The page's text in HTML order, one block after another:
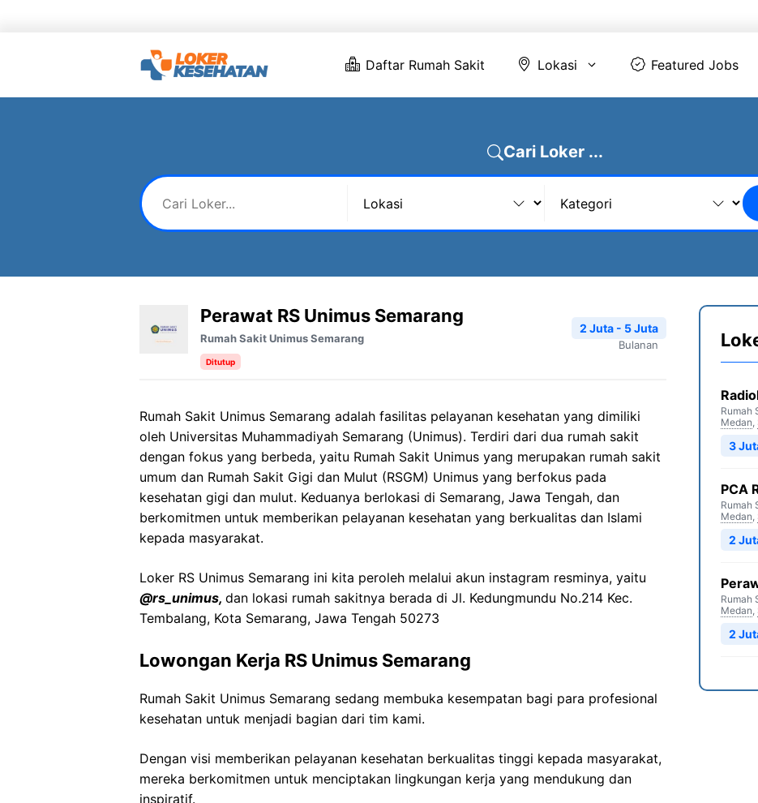
Daftar Rumah Sakit Lokasi Featured Jobs
Cari Loker ...
Perawat RS Unimus Semarang
Rumah Sakit Unimus Semarang
Ditutup
2 Juta - 5 Juta
Bulanan
Rumah Sakit Unimus Semarang adalah fasilitas pelayanan kesehatan yang dimiliki
oleh Universitas Muhammadiyah Semarang (Unimus). Terdiri dari dua rumah sakit
dengan fokus yang berbeda, yaitu Rumah Sakit Unimus yang merupakan rumah sakit
umum dan Rumah Sakit Gigi dan Mulut (RSGM) Unimus yang berfokus pada
kesehatan gigi dan mulut. Keduanya berlokasi di Semarang, Jawa Tengah, dan
berkomitmen untuk memberikan pelayanan kesehatan yang berkualitas dan Islami
kepada masyarakat.
Loker RS Unimus Semarang ini kita peroleh melalui akun instagram resminya, yaitu
@rs_unimus, dan lokasi rumah sakitnya berada di Jl. Kedungmundu No.214 Kec.
Tembalang, Kota Semarang, Jawa Tengah 50273
Lowongan Kerja RS Unimus Semarang
Rumah Sakit Unimus Semarang sedang membuka kesempatan bagi para profesional
kesehatan untuk menjadi bagian dari tim kami.
Dengan visi memberikan pelayanan kesehatan berkualitas tinggi kepada masyarakat,
mereka berkomitmen untuk menciptakan lingkungan kerja yang mendukung dan
inspiratif.
Rumah
Medan,
3
PCA
Rumah
Medan,
2
Rumah
Medan,
2